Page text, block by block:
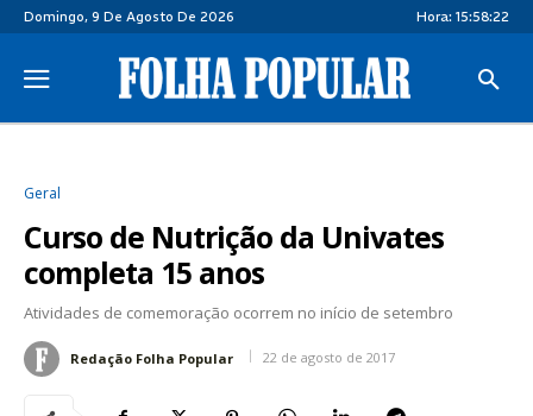
Domingo, 9 De Agosto De 2026 Hora: 15:58:23
Geral
Curso de Nutrição da Univates
completa 15 anos
Atividades de comemoração ocorrem no início de setembro
Redação Folha Popular 22 de agosto de 2017